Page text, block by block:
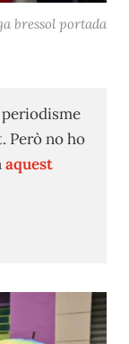
bressol portada
Però no ho
aquest